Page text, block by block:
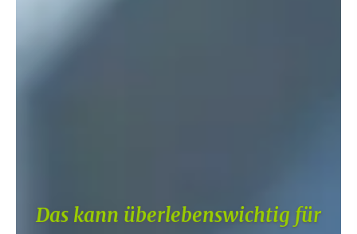
Das kann überlebenswichtig für